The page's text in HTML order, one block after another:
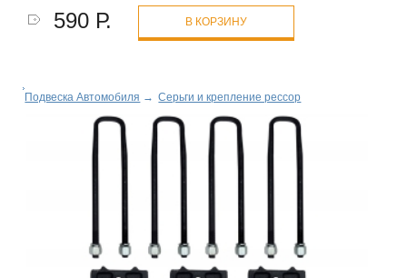
590 Р. В КОРЗИНУ
Подвеска Автомобиля → Серьги и крепление рессор